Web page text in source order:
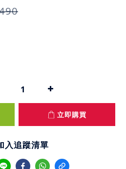
立即購買
入追蹤清單